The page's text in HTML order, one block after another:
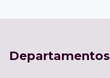
Departamentos